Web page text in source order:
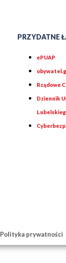
PRZYDATNE
ePUAP
Rządowe
Dziennik
Polityka prywatności